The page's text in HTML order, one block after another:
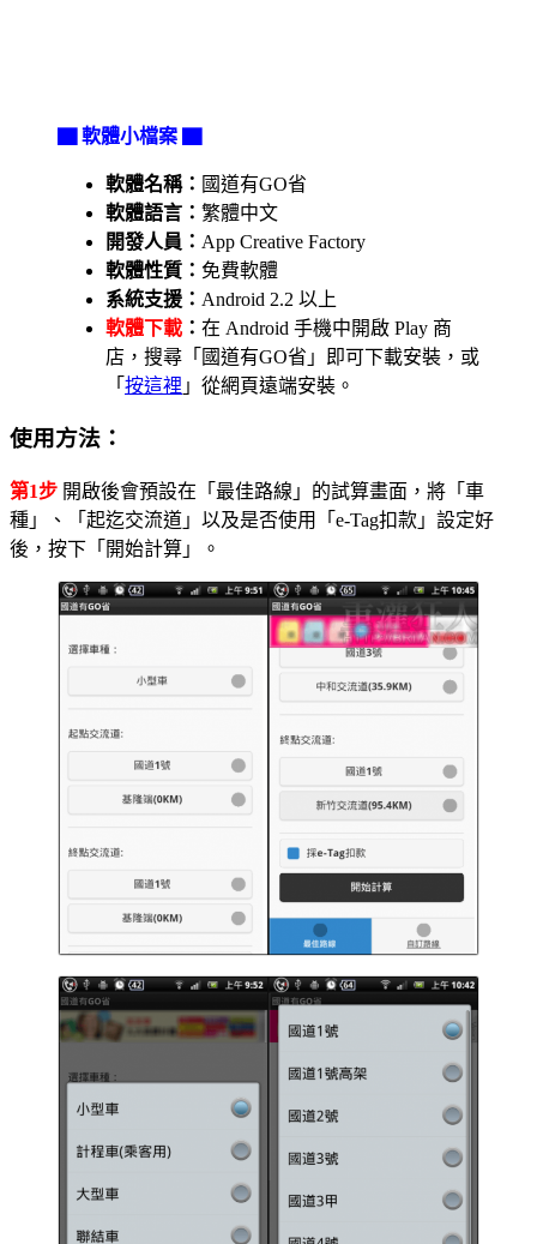
▇ 軟體小檔案 ▇
軟體名稱： 國道有GO省
軟體語言： 繁體中文
開發人員： App Creative Factory
軟體性質： 免費軟體
系統支援： Android 2.2 以上
軟體下載 ： 在 Android 手機中開啟 Play 商
店，搜尋「國道有GO省」即可下載安裝，或
「 按這裡 」從網頁遠端安裝。
使用方法：
第1步 開啟後會預設在「最佳路線」的試算畫面，將「車
種」、「起迄交流道」以及是否使用「e-Tag扣款」設定好
後，按下「開始計算」。